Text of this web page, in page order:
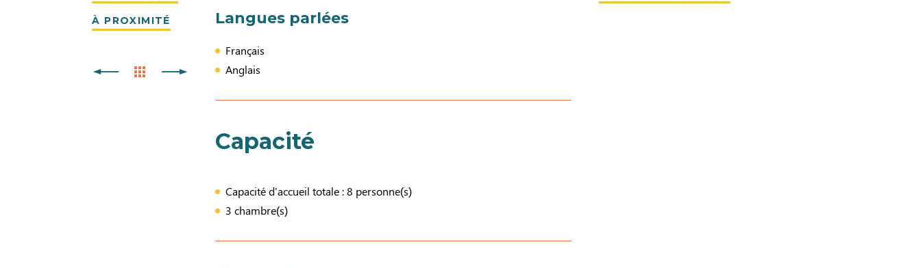
À PROXIMITÉ Langues parlées
Français
Anglais
Capacité
Capacité d'accueil totale : 8 personne(s)
3 chambre(s)